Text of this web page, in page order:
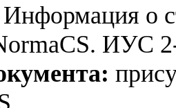
Информация о
ИУС